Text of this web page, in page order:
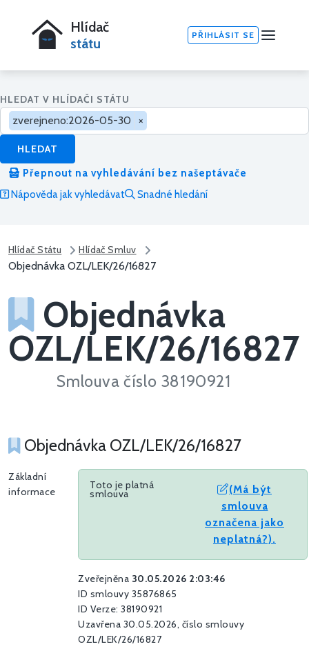
Hlídač
státu
PŘIHLÁSIT SE
HLEDAT V HLÍDAČI STÁTU
zverejneno:2026-05-30 ×
HLEDAT
Přepnout na vyhledávání bez našeptávače
Nápověda jak vyhledávat
Snadné hledání
Hlídač Státu Hlídač Smluv
Objednávka OZL/LEK/26/16827
Objednávka
OZL/LEK/26/16827
Smlouva číslo 38190921
Objednávka OZL/LEK/26/16827
Základní
informace
Toto je platná
smlouva
(Má být
smlouva
označena jako
neplatná?).
Zveřejněna 30.05.2026 2:03:46
ID smlouvy 35876865
ID Verze: 38190921
Uzavřena 30.05.2026, číslo smlouvy
OZL/LEK/26/16827